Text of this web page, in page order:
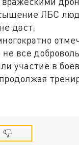
ЛБС
даст;
все
участие в